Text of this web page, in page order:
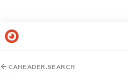
CAHEADER.SEARCH